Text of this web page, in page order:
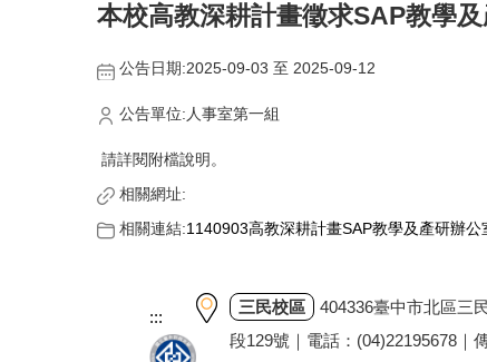
本校高教深耕計畫徵求SAP教學
公告日期:2025-09-03 至 2025-09-12
公告單位:人事室第一組
請詳閱附檔說明。
相關網址:
相關連結:1140903高教深耕計畫SAP教學及產研辦
:::
三民校區
404336臺中市北區三
段129號｜電話：(04)22195678｜